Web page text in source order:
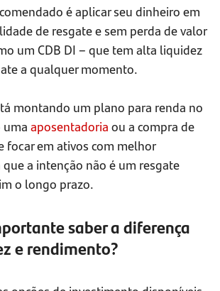
é aplicar seu dinheiro em
de resgate e sem perda de valor
um CDB DI – que tem alta liquidez
a qualquer momento.
montando um plano para renda no
aposentadoria ou a compra de
focar em ativos com melhor
a intenção não é um resgate
o longo prazo.
saber a diferença
e rendimento?